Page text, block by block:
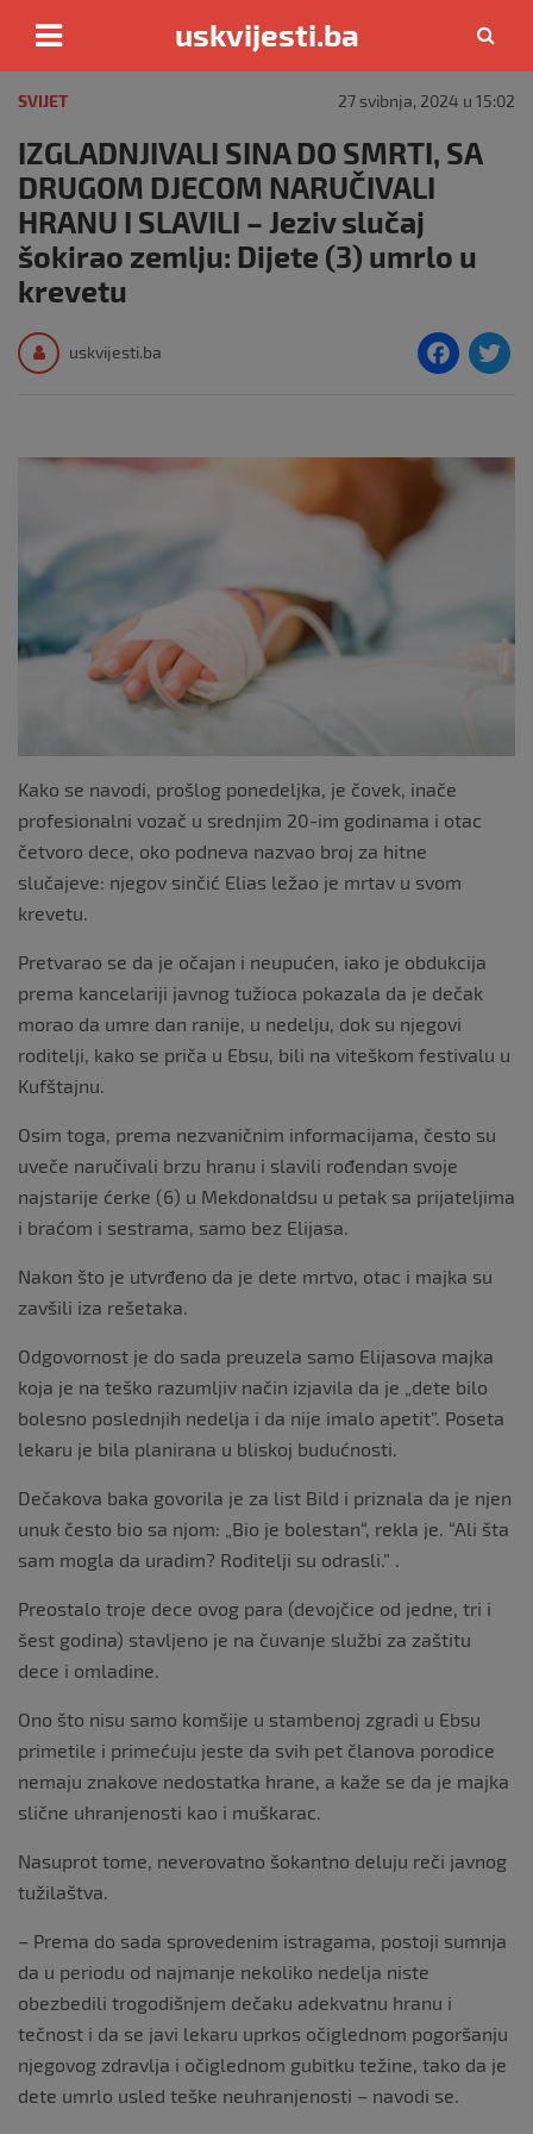
content
uskvijesti.ba
SVIJET 27 svibnja, 2024 u 15:02
IZGLADNJIVALI SINA DO SMRTI, SA
DRUGOM DJECOM NARUČIVALI
HRANU I SLAVILI – Jeziv slučaj
šokirao zemlju: Dijete (3) umrlo u
krevetu
uskvijesti.ba
F
e
Kako se navodi, prošlog ponedeljka, je čovek, inače
profesionalni vozač u srednjim 20-im godinama i otac
četvoro dece, oko podneva nazvao broj za hitne
slučajeve: njegov sinčić Elias ležao je mrtav u svom
krevetu.
Pretvarao se da je očajan i neupućen, iako je obdukcija
prema kancelariji javnog tužioca pokazala da je dečak
morao da umre dan ranije, u nedelju, dok su njegovi
roditelji, kako se priča u Ebsu, bili na viteškom festivalu u
Kufštajnu.
Osim toga, prema nezvaničnim informacijama, često su
uveče naručivali brzu hranu i slavili rođendan svoje
najstarije ćerke (6) u Mekdonaldsu u petak sa prijateljima
i braćom i sestrama, samo bez Elijasa.
Nakon što je utvrđeno da je dete mrtvo, otac i majka su
zavšili iza rešetaka.
Odgovornost je do sada preuzela samo Elijasova majka
koja je na teško razumljiv način izjavila da je „dete bilo
bolesno poslednjih nedelja i da nije imalo apetit”. Poseta
lekaru je bila planirana u bliskoj budućnosti.
Dečakova baka govorila je za list Bild i priznala da je njen
unuk često bio sa njom: „Bio je bolestan“, rekla je. “Ali šta
sam mogla da uradim? Roditelji su odrasli.” .
Preostalo troje dece ovog para (devojčice od jedne, tri i
šest godina) stavljeno je na čuvanje službi za zaštitu
dece i omladine.
Ono što nisu samo komšije u stambenoj zgradi u Ebsu
primetile i primećuju jeste da svih pet članova porodice
nemaju znakove nedostatka hrane, a kaže se da je majka
slične uhranjenosti kao i muškarac.
Nasuprot tome, neverovatno šokantno deluju reči javnog
tužilaštva.
– Prema do sada sprovedenim istragama, postoji sumnja
da u periodu od najmanje nekoliko nedelja niste
obezbedili trogodišnjem dečaku adekvatnu hranu i
tečnost i da se javi lekaru uprkos očiglednom pogoršanju
njegovog zdravlja i očiglednom gubitku težine, tako da je
dete umrlo usled teške neuhranjenosti – navodi se.